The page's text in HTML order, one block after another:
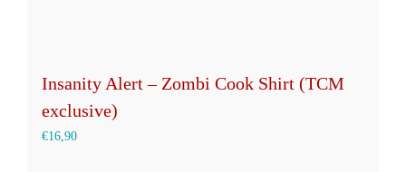
Insanity Alert – Zombi Cook Shirt (TCM
exclusive)
€16,90